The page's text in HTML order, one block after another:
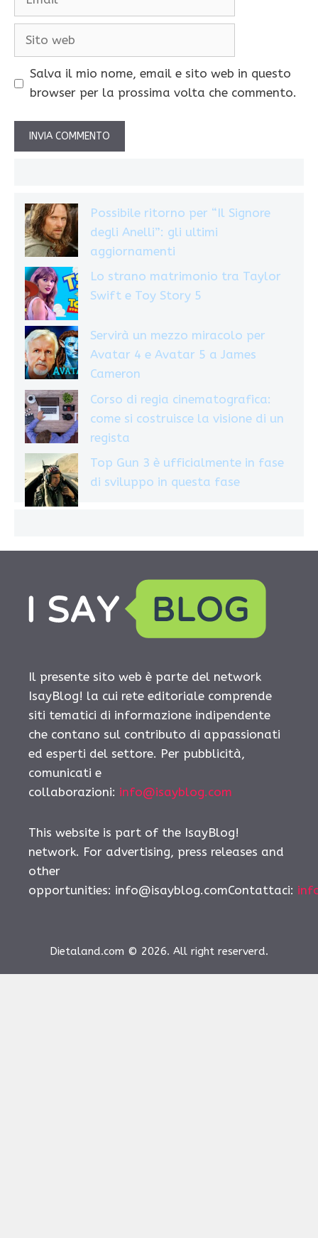
Sito
Salva il mio nome, email e sito web in questo
browser per la prossima volta che commento.
Possibile ritorno per “Il Signore
degli Anelli”: gli ultimi
aggiornamenti
Lo strano matrimonio tra Taylor
Swift e Toy Story 5
Servirà un mezzo miracolo per
Avatar 4 e Avatar 5 a James
Cameron
Corso di regia cinematografica:
come si costruisce la visione di un
regista
Top Gun 3 è ufficialmente in fase
di sviluppo in questa fase
Il presente sito web è parte del network
IsayBlog! la cui rete editoriale comprende
siti tematici di informazione indipendente
che contano sul contributo di appassionati
ed esperti del settore. Per pubblicità,
comunicati e
collaborazioni: info@isayblog.com
This website is part of the IsayBlog!
network. For advertising, press releases and
other
opportunities: info@isayblog.comContattaci:
Dietaland.com © 2026. All right reserverd.